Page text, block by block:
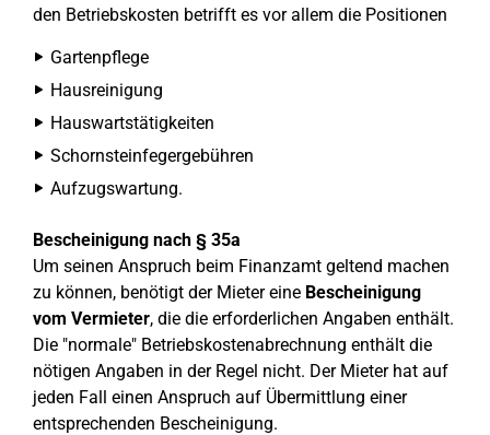
den Betriebskosten betrifft es vor allem die Positionen
Gartenpflege
Hausreinigung
Hauswartstätigkeiten
Schornsteinfegergebühren
Aufzugswartung.
Bescheinigung nach § 35a
Um seinen Anspruch beim Finanzamt geltend machen
zu können, benötigt der Mieter eine Bescheinigung
vom Vermieter, die die erforderlichen Angaben enthält.
Die "normale" Betriebskostenabrechnung enthält die
nötigen Angaben in der Regel nicht. Der Mieter hat auf
jeden Fall einen Anspruch auf Übermittlung einer
entsprechenden Bescheinigung.